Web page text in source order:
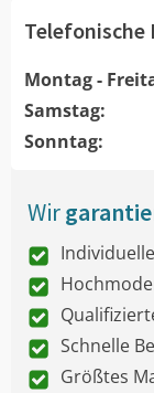
Telefonische
Montag -
Samstag:
Sonntag:
Wir
Schnelle
Größtes